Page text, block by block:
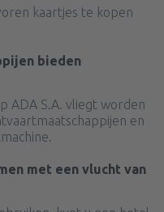
kaartjes te kopen
bieden
ADA S.A. vliegt worden
en
met een vlucht van